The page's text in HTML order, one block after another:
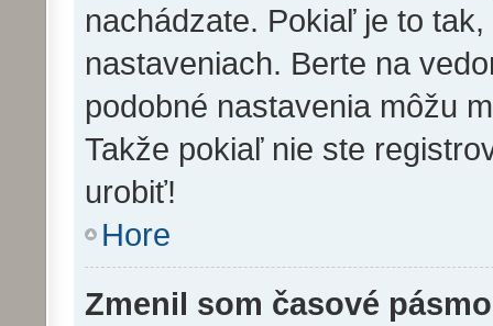
nachádzate. Pokiaľ je to
nastaveniach. Berte na
podobné nastavenia môžu
Takže pokiaľ nie ste
urobiť!
Hore
Zmenil som časové